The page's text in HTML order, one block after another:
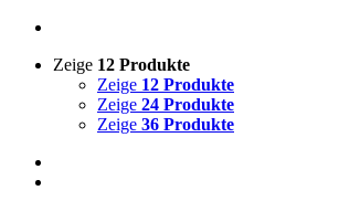
Zeige 12 Produkte
Zeige 12 Produkte
Zeige 24 Produkte
Zeige 36 Produkte